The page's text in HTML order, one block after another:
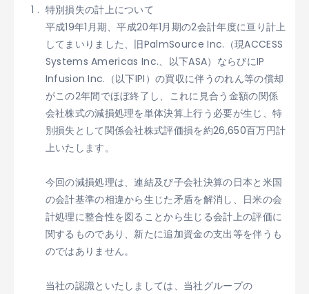
特別損失の計上について
平成19年1月期、平成20年1月期の2会計年度に亘り計上
してまいりました、旧PalmSource Inc.（現ACCESS
Systems Americas Inc.、以下ASA）ならびにIP
Infusion Inc.（以下IPI）の買収に伴うのれん等の償却
がこの2年間でほぼ終了し、これに見合う金額の関係
会社株式の減損処理を単体決算上行う必要が生じ、特
別損失として関係会社株式評価損を約26,650百万円計
上いたします。
今回の減損処理は、連結及び子会社決算の日本と米国
の会計基準の相違から生じた矛盾を解消し、日米の会
計処理に整合性を図ることから生じる会計上の評価に
関するものであり、新たに追加資金の支出等を伴うも
のではありません。
当社の認識といたしましては、当社グループの